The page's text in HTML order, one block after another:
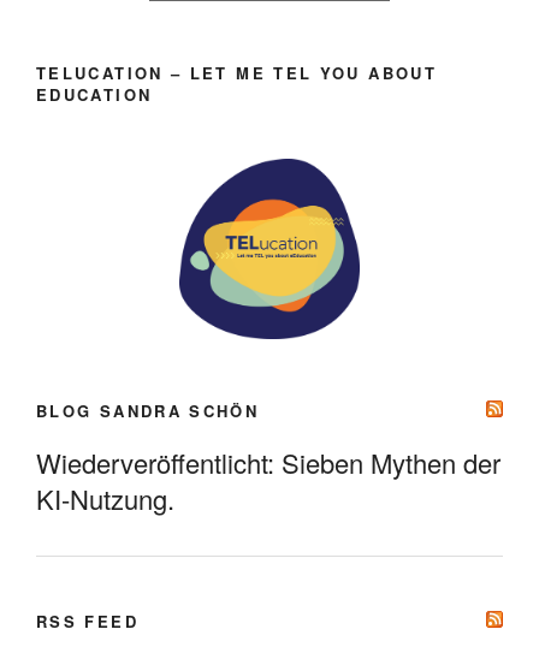
TELUCATION – LET ME TEL YOU ABOUT
EDUCATION
BLOG SANDRA SCHÖN
Wiederveröffentlicht: Sieben Mythen der
KI-Nutzung.
RSS FEED